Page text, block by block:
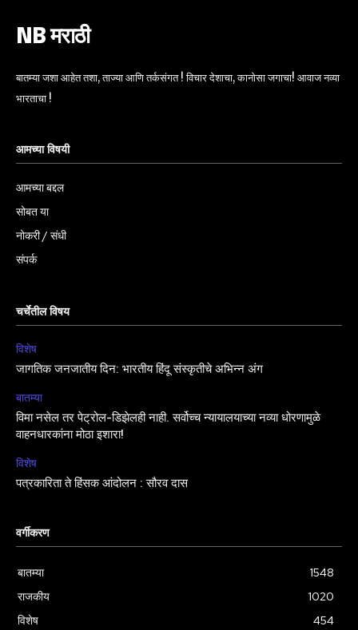
NB मराठी
बातम्या जशा आहेत तशा, ताज्या आणि तर्कसंगत ! विचार देशाचा, कानोसा जगाचा! आवाज नव्या
भारताचा !
आमच्या विषयी
आमच्या बद्दल
सोबत या
नोकरी / संधी
संपर्क
चर्चेतील विषय
विशेष
जागतिक जनजातीय दिन: भारतीय हिंदू संस्कृतीचे अभिन्न अंग
बातम्या
विमा नसेल तर पेट्रोल-डिझेलही नाही. सर्वोच्च न्यायालयाच्या नव्या धोरणामुळे
वाहनधारकांना मोठा इशारा!
विशेष
पत्रकारिता ते हिंसक आंदोलन : सौरव दास
वर्गीकरण
बातम्या
1548
राजकीय
1020
विशेष
454